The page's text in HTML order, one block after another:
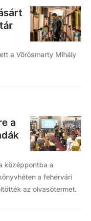
a Vörösmarty Mihály
a
középpontba a
a fehérvári
az olvasótermet.